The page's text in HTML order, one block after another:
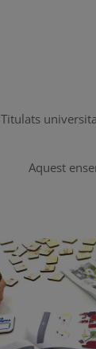
Titulats
Aquest